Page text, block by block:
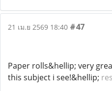
21 เม.ย 2569 18:40 #47
Paper rolls&hellip; very
this subject i see!&hellip;